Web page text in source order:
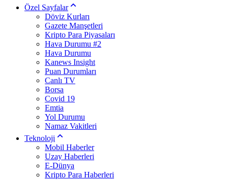
Özel Sayfalar
Döviz Kurları
Gazete Manşetleri
Kripto Para Piyasaları
Hava Durumu #2
Hava Durumu
Kanews Insight
Puan Durumları
Canlı TV
Borsa
Covid 19
Emtia
Yol Durumu
Namaz Vakitleri
Teknoloji
Mobil Haberler
Uzay Haberleri
E-Dünya
Kripto Para Haberleri